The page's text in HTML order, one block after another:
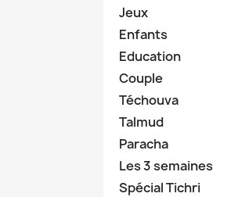
Jeux
Enfants
Education
Couple
Téchouva
Talmud
Paracha
Les 3 semaines
Spécial Tichri